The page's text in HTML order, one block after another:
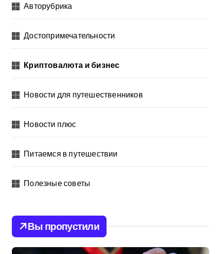
Авторубрика
Достопримечательности
Криптовалюта и бизнес
Новости для путешественников
Новости плюс
Питаемся в путешествии
Полезные советы
Вы пропустили